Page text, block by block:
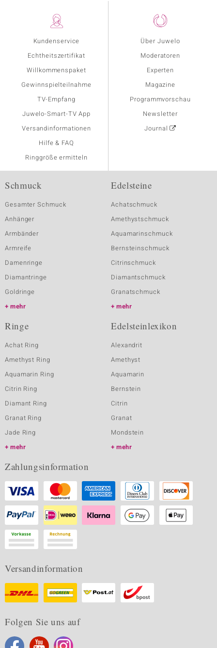
Kundenservice
Echtheitszertifikat
Willkommenspaket
Gewinnspielteilnahme
TV-Empfang
Juwelo-Smart-TV App
Versandinformationen
Hilfe & FAQ
Ringgröße ermitteln
Über Juwelo
Moderatoren
Experten
Magazine
Programmvorschau
Newsletter
Journal
Schmuck
Gesamter Schmuck
Anhänger
Armbänder
Armreife
Damenringe
Diamantringe
Goldringe
mehr
Edelsteine
Achatschmuck
Amethystschmuck
Aquamarinschmuck
Bernsteinschmuck
Citrinschmuck
Diamantschmuck
Granatschmuck
mehr
Ringe
Achat Ring
Amethyst Ring
Aquamarin Ring
Citrin Ring
Diamant Ring
Granat Ring
Jade Ring
mehr
Edelsteinlexikon
Alexandrit
Amethyst
Aquamarin
Bernstein
Citrin
Granat
Mondstein
mehr
Zahlungsinformation
Versandinformation
Folgen Sie uns auf